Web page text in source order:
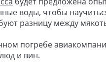
воды, чтобы
разницу между
погребе
и вин.